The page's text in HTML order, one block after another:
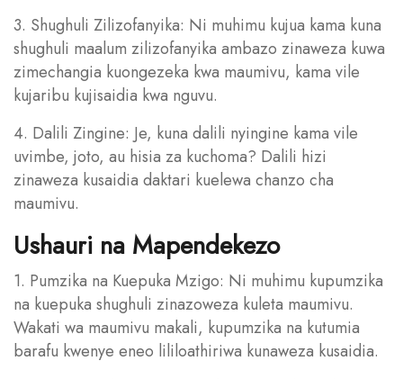
3. Shughuli Zilizofanyika: Ni muhimu kujua kama kuna
shughuli maalum zilizofanyika ambazo zinaweza kuwa
zimechangia kuongezeka kwa maumivu, kama vile
kujaribu kujisaidia kwa nguvu.
4. Dalili Zingine: Je, kuna dalili nyingine kama vile
uvimbe, joto, au hisia za kuchoma? Dalili hizi
zinaweza kusaidia daktari kuelewa chanzo cha
maumivu.
Ushauri na Mapendekezo
1. Pumzika na Kuepuka Mzigo: Ni muhimu kupumzika
na kuepuka shughuli zinazoweza kuleta maumivu.
Wakati wa maumivu makali, kupumzika na kutumia
barafu kwenye eneo lililoathiriwa kunaweza kusaidia.